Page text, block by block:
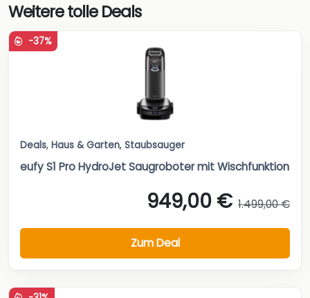
Weitere tolle Deals
-37%
Deals, Haus & Garten, Staubsauger
eufy S1 Pro HydroJet Saugroboter mit Wischfunktion
949,00 € 1.499,00 €
Zum Deal